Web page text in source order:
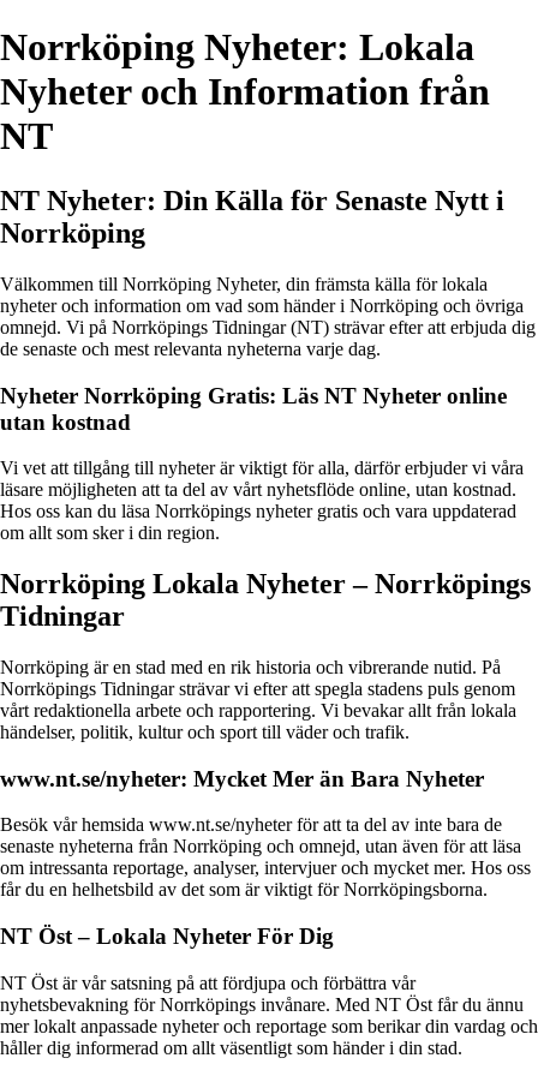
Norrköping Nyheter: Lokala
Nyheter och Information från
NT
NT Nyheter: Din Källa för Senaste Nytt i
Norrköping
Välkommen till Norrköping Nyheter, din främsta källa för lokala
nyheter och information om vad som händer i Norrköping och övriga
omnejd. Vi på Norrköpings Tidningar (NT) strävar efter att erbjuda dig
de senaste och mest relevanta nyheterna varje dag.
Nyheter Norrköping Gratis: Läs NT Nyheter online
utan kostnad
Vi vet att tillgång till nyheter är viktigt för alla, därför erbjuder vi våra
läsare möjligheten att ta del av vårt nyhetsflöde online, utan kostnad.
Hos oss kan du läsa Norrköpings nyheter gratis och vara uppdaterad
om allt som sker i din region.
Norrköping Lokala Nyheter – Norrköpings
Tidningar
Norrköping är en stad med en rik historia och vibrerande nutid. På
Norrköpings Tidningar strävar vi efter att spegla stadens puls genom
vårt redaktionella arbete och rapportering. Vi bevakar allt från lokala
händelser, politik, kultur och sport till väder och trafik.
www.nt.se/nyheter: Mycket Mer än Bara Nyheter
Besök vår hemsida www.nt.se/nyheter för att ta del av inte bara de
senaste nyheterna från Norrköping och omnejd, utan även för att läsa
om intressanta reportage, analyser, intervjuer och mycket mer. Hos oss
får du en helhetsbild av det som är viktigt för Norrköpingsborna.
NT Öst – Lokala Nyheter För Dig
NT Öst är vår satsning på att fördjupa och förbättra vår
nyhetsbevakning för Norrköpings invånare. Med NT Öst får du ännu
mer lokalt anpassade nyheter och reportage som berikar din vardag och
håller dig informerad om allt väsentligt som händer i din stad.